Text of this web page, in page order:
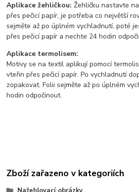
Aplikace žehličkou:Žehličku nastavte
přes pečicí papír, je potřeba co největší
sejměte až po úplném vychladnutí, poté
přes pečicí papír a nechte 24 hodin
Aplikace termolisem:
Motivy se na textil aplikují pomocí
vteřin přes pečicí papír. Po vychladnutí
zopakovat. Folii sejměte až po úplném
hodin odpočinout.
Zboží zařazeno v kategoriích